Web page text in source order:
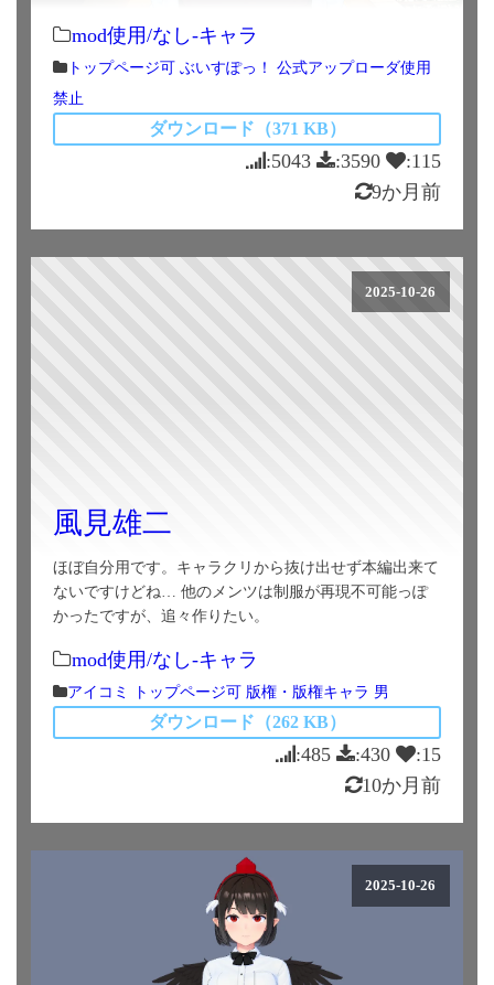
mod使用/なし-キャラ
トップページ可 ぶいすぽっ！
公式アップローダ使用
禁止
ダウンロード（371 KB）
:5043 :3590
:115
9か月前
2025-10-26
風見雄二
ほぼ自分用です。キャラクリから抜け出せず本編出来て
ないですけどね… 他のメンツは制服が再現不可能っぽ
かったですが、追々作りたい。
mod使用/なし-キャラ
アイコミ トップページ可 版権・版権キャラ 男
ダウンロード（262 KB）
:485 :430
:15
10か月前
2025-10-26